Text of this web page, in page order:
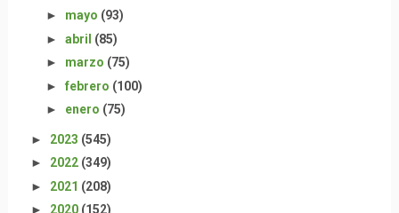
► mayo (93)
► abril (85)
► marzo (75)
► febrero (100)
► enero (75)
► 2023 (545)
► 2022 (349)
► 2021 (208)
► 2020 (152)